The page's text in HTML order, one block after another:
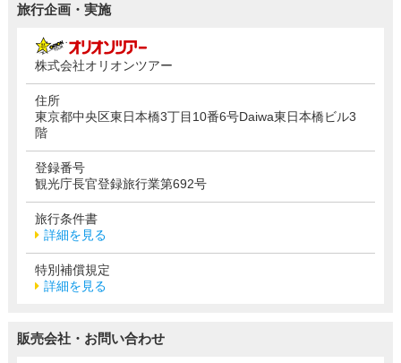
旅行企画・実施
株式会社オリオンツアー
住所
東京都中央区東日本橋3丁目10番6号Daiwa東日本橋ビル3
階
登録番号
観光庁長官登録旅行業第692号
旅行条件書
詳細を見る
特別補償規定
詳細を見る
販売会社・お問い合わせ